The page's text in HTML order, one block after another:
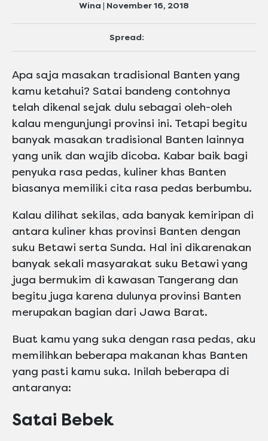
Wina | November 16, 2018
Spread:
Apa saja masakan tradisional Banten yang
kamu ketahui? Satai bandeng contohnya
telah dikenal sejak dulu sebagai oleh-oleh
kalau mengunjungi provinsi ini. Tetapi begitu
banyak masakan tradisional Banten lainnya
yang unik dan wajib dicoba. Kabar baik bagi
penyuka rasa pedas, kuliner khas Banten
biasanya memiliki cita rasa pedas berbumbu.
Kalau dilihat sekilas, ada banyak kemiripan di
antara kuliner khas provinsi Banten dengan
suku Betawi serta Sunda. Hal ini dikarenakan
banyak sekali masyarakat suku Betawi yang
juga bermukim di kawasan Tangerang dan
begitu juga karena dulunya provinsi Banten
merupakan bagian dari Jawa Barat.
Buat kamu yang suka dengan rasa pedas, aku
memilihkan beberapa makanan khas Banten
yang pasti kamu suka. Inilah beberapa di
antaranya:
Satai Bebek